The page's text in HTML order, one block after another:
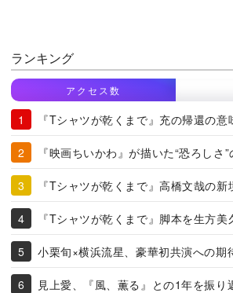
ランキング
アクセス数
『Tシャツが乾くまで』充の帰還の意
『映画ちいかわ』が描いた“恐ろしさ
『Tシャツが乾くまで』高橋文哉の新
『Tシャツが乾くまで』脚本を生方美
小栗旬×横浜流星、豪華初共演への期
見上愛、『風、薫る』との1年を振り